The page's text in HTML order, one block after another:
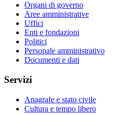
Organi di governo
Aree amministrative
Uffici
Enti e fondazioni
Politici
Personale amministrativo
Documenti e dati
Servizi
Anagrafe e stato civile
Cultura e tempo libero